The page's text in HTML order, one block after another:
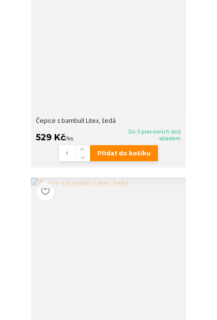
Čepice s bambulí Litex, šedá
529 Kč/ks
Do 3 pracovních dnů
skladem
Přidat do košíku